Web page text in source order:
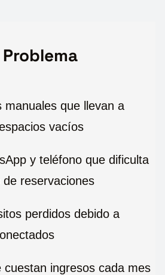
Problema
manuales que llevan a
vacíos
y teléfono que dificulta
reservaciones
perdidos debido a
cuestan ingresos cada mes